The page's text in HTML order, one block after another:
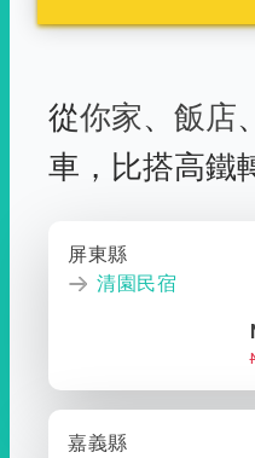
從你家、 飯店、
車， 比搭高鐵
屏東縣
清園民宿
嘉義縣